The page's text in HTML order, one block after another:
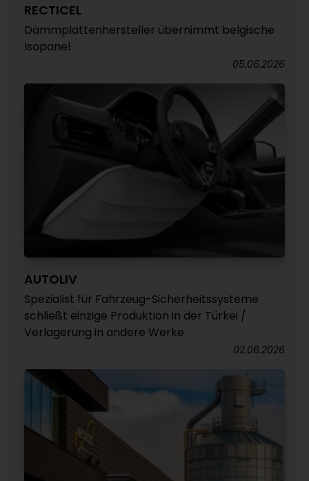
RECTICEL
Dämmplattenhersteller übernimmt belgische
Isopanel
05.06.2026
AUTOLIV
Spezialist für Fahrzeug-Sicherheitssysteme
schließt einzige Produktion in der Türkei /
Verlagerung in andere Werke
02.06.2026